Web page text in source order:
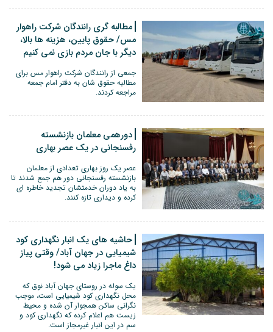
مطالبه گری رانندگان شرکت راهوار
مس/ حقوق پایین، هزینه ها بالا،
دیگر با جان مردم بازی نمی کنیم
جمعی از رانندگان شرکت راهوار مس برای
مطالبه حقوق شان به دفتر امام جمعه
مراجعه کردند.
دورهمی معلمان بازنشسته
رفسنجانی در یک عصر بهاری
عصر یک روز بهاری تعدادی از معلمان
بازنشسته رفسنجانی دور هم جمع شدند تا
به یاد دوران خدمتشان تجدید خاطره ای
کرده و دیداری تازه کنند.
حاشیه های یک انبار نگهداری کود
شیمیایی در جهان آباد/ وقتی پیاز
داغ ماجرا زیاد می شود!
یک سوله در روستای جهان آباد نوق که
محل نگهداری کود شیمیایی است، موجب
نگرانی ساکن همجوار آن شده و محیط
زیست هم اعلام کرده که نگهداری کود و
سم در این انبار غیرمجاز است.